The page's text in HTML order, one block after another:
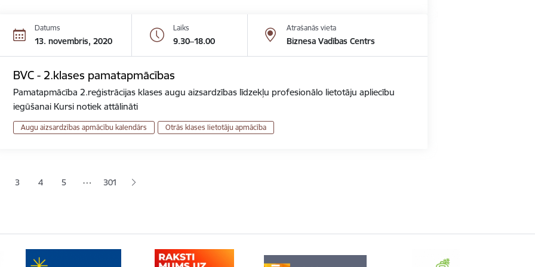
Datums
13. novembris, 2020
Laiks
9.30–18.00
Atrašanās vieta
Biznesa Vadības Centrs
BVC - 2.klases pamatapmācības
Pamatapmācība 2.reģistrācijas klases augu aizsardzības līdzekļu profesionālo lietotāju apliecību
iegūšanai Kursi notiek attālināti
Augu aizsardzības apmācību kalendārs Otrās klases lietotāju apmācība
lapaLapa
3 Lapa
4 Lapa
5 … 301